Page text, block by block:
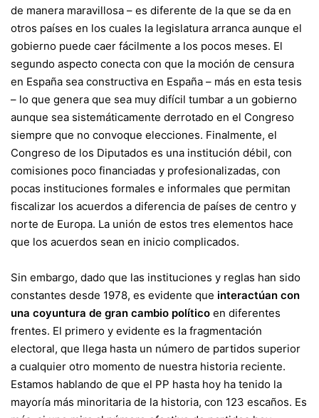
de manera maravillosa – es diferente de la que se da en
otros países en los cuales la legislatura arranca aunque el
gobierno puede caer fácilmente a los pocos meses. El
segundo aspecto conecta con que la moción de censura
en España sea constructiva en España – más en esta tesis
– lo que genera que sea muy difícil tumbar a un gobierno
aunque sea sistemáticamente derrotado en el Congreso
siempre que no convoque elecciones. Finalmente, el
Congreso de los Diputados es una institución débil, con
comisiones poco financiadas y profesionalizadas, con
pocas instituciones formales e informales que permitan
fiscalizar los acuerdos a diferencia de países de centro y
norte de Europa. La unión de estos tres elementos hace
que los acuerdos sean en inicio complicados.
Sin embargo, dado que las instituciones y reglas han sido
constantes desde 1978, es evidente que interactúan con
una coyuntura de gran cambio político en diferentes
frentes. El primero y evidente es la fragmentación
electoral, que llega hasta un número de partidos superior
a cualquier otro momento de nuestra historia reciente.
Estamos hablando de que el PP hasta hoy ha tenido la
mayoría más minoritaria de la historia, con 123 escaños. Es